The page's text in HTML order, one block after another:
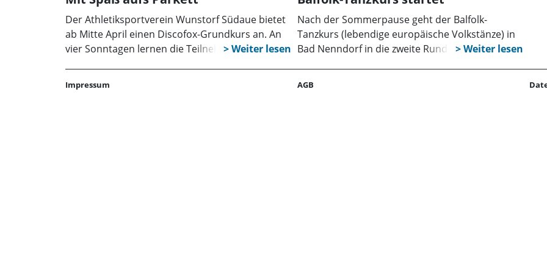
Der Athletiksportverein Wunstorf Südaue bietet
ab Mitte April einen Discofox-Grundkurs an. An
vier Sonntagen lernen die Teilnehmer
und Erwachsene – Vorkenntnisse sind nicht
Nach der Sommerpause geht der Balfolk-
Tanzkurs (lebendige europäische Volkstänze) in
Bad Nenndorf in die zweite Runde. Alle, die neu
Impressum AGB